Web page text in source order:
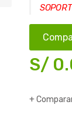
S/